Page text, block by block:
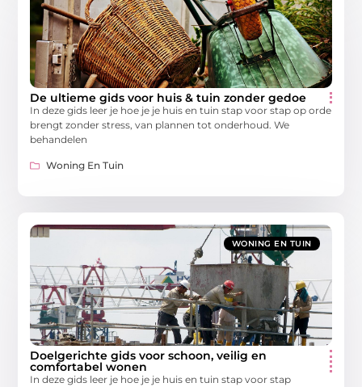
De ultieme gids voor huis & tuin zonder gedoe
In deze gids leer je hoe je je huis en tuin stap voor stap op orde
brengt zonder stress, van plannen tot onderhoud. We
behandelen
Woning En Tuin
WONING EN TUIN
Doelgerichte gids voor schoon, veilig en
comfortabel wonen
In deze gids leer je hoe je je huis en tuin stap voor stap